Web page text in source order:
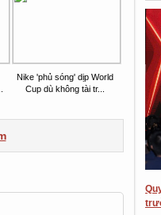
Nike 'phủ sóng' dịp World
Cup dù không tài tr...